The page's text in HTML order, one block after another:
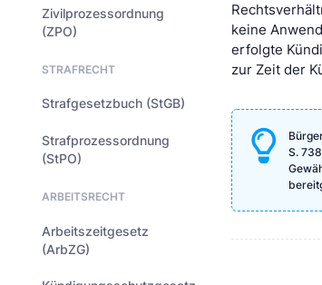
Zivilprozessordnung
(ZPO)
STRAFRECHT
Strafgesetzbuch (StGB)
Strafprozessordnung
(StPO)
ARBEITSRECHT
Arbeitszeitgesetz
(ArbZG)
keine
erfolgte
zur Zeit der
S.